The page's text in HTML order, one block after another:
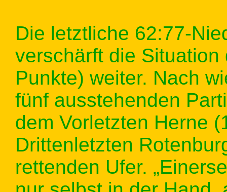
Die letztliche 62:77-
verschärft die
Punkte) weiter. Nach
fünf ausstehenden
dem Vorletzten Herne
Drittenletzten
rettenden Ufer.